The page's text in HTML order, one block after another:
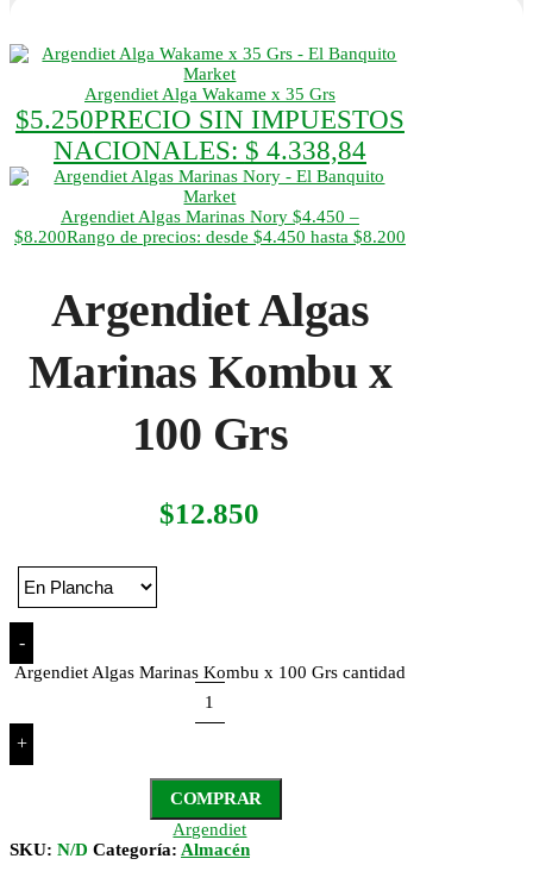
Argendiet Alga Wakame x 35 Grs
$5.250PRECIO SIN IMPUESTOS
NACIONALES: $ 4.338,84
Argendiet Algas Marinas Nory $4.450 –
$8.200Rango de precios: desde $4.450 hasta $8.200
Argendiet Algas
Marinas Kombu x
100 Grs
$12.850
-
Argendiet Algas Marinas Kombu x 100 Grs cantidad
+
COMPRAR
Argendiet
SKU: N/D Categoría: Almacén